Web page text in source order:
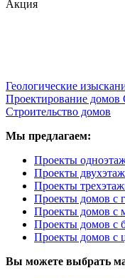
Акция
Геологические
Проектирование домов
Строительство домов
Мы предлагаем:
Проекты
Проекты
Проекты
Проекты домов с
Проекты домов с
Проекты домов с
Проекты домов с
Вы можете выбрать